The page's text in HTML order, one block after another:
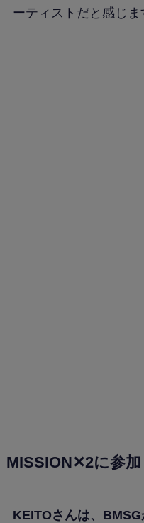
ーティストだと感じま
MISSION✕2に参
KEITOさんは、